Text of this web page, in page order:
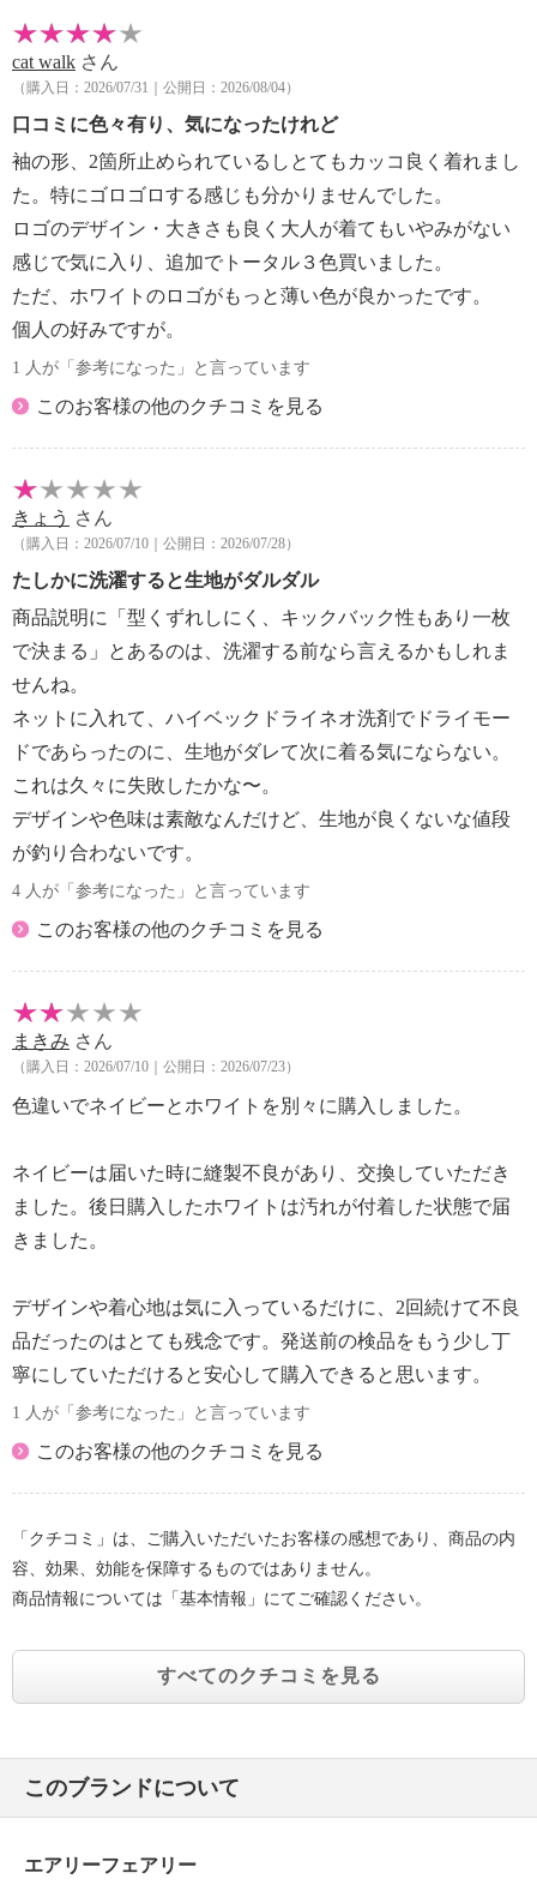
cat walk さん
（購入日：2026/07/31｜公開日：2026/08/04）
口コミに色々有り、気になったけれど
袖の形、2箇所止められているしとてもカッコ良く着れまし
た。特にゴロゴロする感じも分かりませんでした。
ロゴのデザイン・大きさも良く大人が着てもいやみがない
感じで気に入り、追加でトータル３色買いました。
ただ、ホワイトのロゴがもっと薄い色が良かったです。
個人の好みですが。
1 人が「参考になった」と言っています
このお客様の他のクチコミを見る
きょう さん
（購入日：2026/07/10｜公開日：2026/07/28）
たしかに洗濯すると生地がダルダル
商品説明に「型くずれしにく、キックバック性もあり一枚
で決まる」とあるのは、洗濯する前なら言えるかもしれま
せんね。
ネットに入れて、ハイベックドライネオ洗剤でドライモー
ドであらったのに、生地がダレて次に着る気にならない。
これは久々に失敗したかな〜。
デザインや色味は素敵なんだけど、生地が良くないな値段
が釣り合わないです。
4 人が「参考になった」と言っています
このお客様の他のクチコミを見る
まきみ さん
（購入日：2026/07/10｜公開日：2026/07/23）
色違いでネイビーとホワイトを別々に購入しました。
ネイビーは届いた時に縫製不良があり、交換していただき
ました。後日購入したホワイトは汚れが付着した状態で届
きました。
デザインや着心地は気に入っているだけに、2回続けて不良
品だったのはとても残念です。発送前の検品をもう少し丁
寧にしていただけると安心して購入できると思います。
1 人が「参考になった」と言っています
このお客様の他のクチコミを見る
「クチコミ」は、ご購入いただいたお客様の感想であり、商品の内
容、効果、効能を保障するものではありません。
商品情報については「基本情報」にてご確認ください。
すべてのクチコミを見る
このブランドについて
エアリーフェアリー